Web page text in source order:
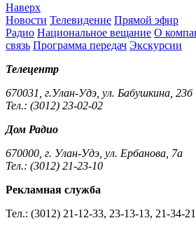
Наверх
Новости Телевидение Прямой эфир
Радио Национальное вещание О
связь Программа передач Экскурсии
Телецентр
670031, г.Улан-Удэ, ул. Бабушкина, 23б
Тел.: (3012) 23-02-02
Дом Радио
670000, г. Улан-Удэ, ул. Ербанова, 7а
Тел.: (3012) 21-23-10
Рекламная служба
Тел.: (3012) 21-12-33, 23-13-13, 21-34-21